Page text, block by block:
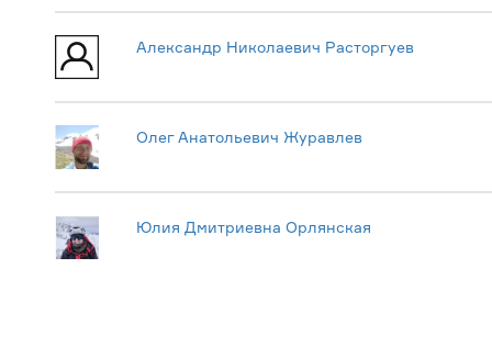
Александр Николаевич Расторгуев
Олег Анатольевич Журавлев
Юлия Дмитриевна Орлянская